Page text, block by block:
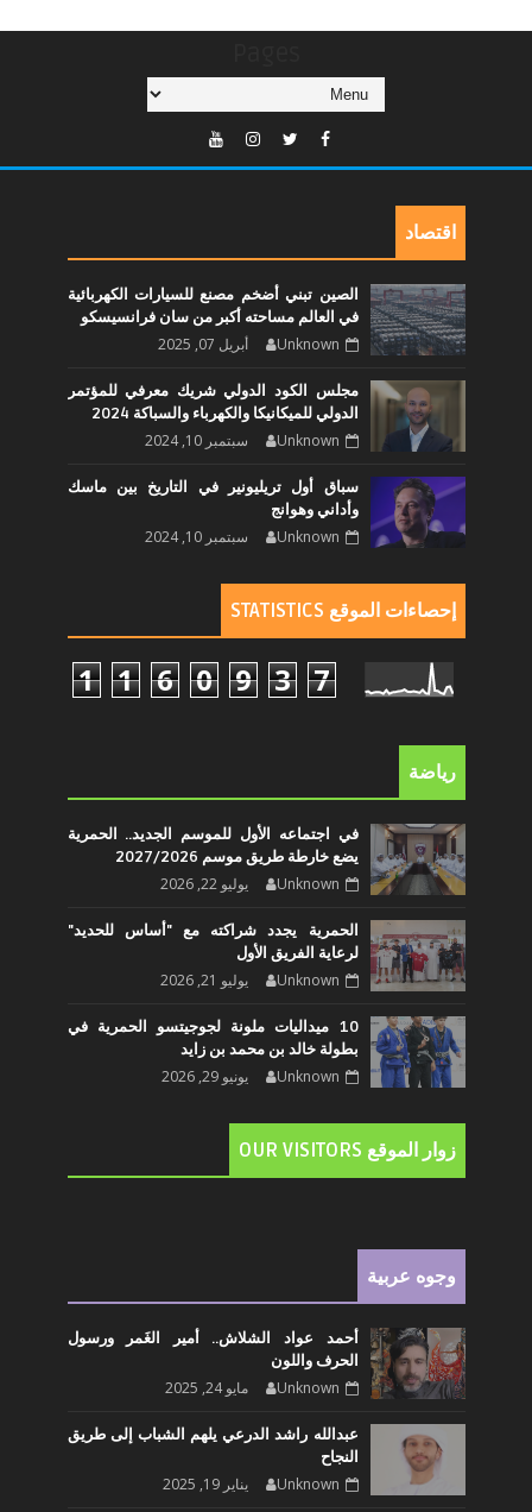
اقتصاد
الصين تبني أضخم مصنع للسيارات الكهربائية
في العالم مساحته أكبر من سان فرانسيسكو
Unknown أبريل 07, 2025
مجلس الكود الدولي شريك معرفي للمؤتمر
الدولي للميكانيكا والكهرباء والسباكة 2024
Unknown سبتمبر 10, 2024
سباق أول تريليونير في التاريخ بين ماسك
وأداني وهوانج
Unknown سبتمبر 10, 2024
إحصاءات الموقع STATISTICS
1 1 6 0 9 3 7
رياضة
في اجتماعه الأول للموسم الجديد.. الحمرية
يضع خارطة طريق موسم 2027/2026
Unknown يوليو 22, 2026
الحمرية يجدد شراكته مع "أساس للحديد"
لرعاية الفريق الأول
Unknown يوليو 21, 2026
10 ميداليات ملونة لجوجيتسو الحمرية في
بطولة خالد بن محمد بن زايد
Unknown يونيو 29, 2026
زوار الموقع OUR VISITORS
وجوه عربية
أحمد عواد الشلاش.. أمير الغَمر ورسول
الحرف واللون
Unknown مايو 24, 2025
عبدالله راشد الدرعي يلهم الشباب إلى طريق
النجاح
Unknown يناير 19, 2025